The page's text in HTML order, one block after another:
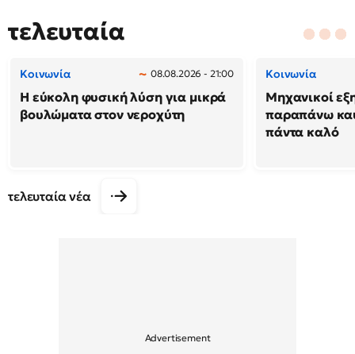
τελευταία
Κοινωνία 08.08.2026 - 21:00
Η εύκολη φυσική λύση για μικρά
βουλώματα στον νεροχύτη
Κοινωνία
Μηχανικοί
παραπάνω
πάντα καλό
τελευταία νέα